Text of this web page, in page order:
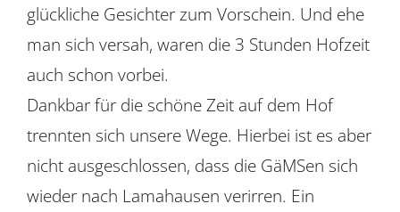
glückliche Gesichter zum Vorschein. Und ehe
man sich versah, waren die 3 Stunden Hofzeit
auch schon vorbei.
Dankbar für die schöne Zeit auf dem Hof
trennten sich unsere Wege. Hierbei ist es aber
nicht ausgeschlossen, dass die GäMSen sich
wieder nach Lamahausen verirren. Ein